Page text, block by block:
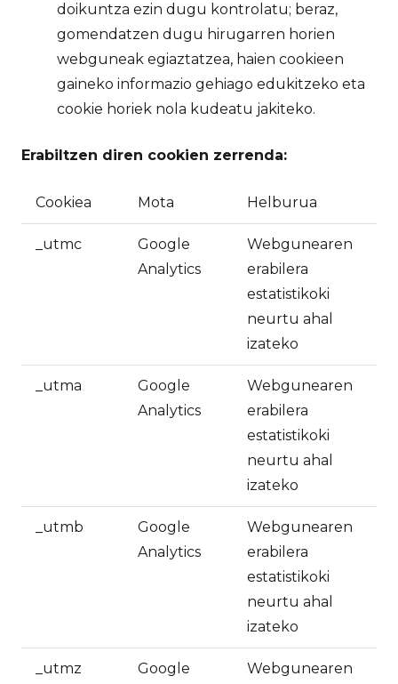
doikuntza ezin dugu kontrolatu; beraz,
gomendatzen dugu hirugarren horien
webguneak egiaztatzea, haien cookieen
gaineko informazio gehiago edukitzeko eta
cookie horiek nola kudeatu jakiteko.
Erabiltzen diren cookien zerrenda:
Cookiea Mota Helburua
_utmc
Google
Analytics
Webgunearen
erabilera
estatistikoki
neurtu ahal
izateko
_utma
Google
Analytics
Webgunearen
erabilera
estatistikoki
neurtu ahal
izateko
_utmb
Google
Analytics
Webgunearen
erabilera
estatistikoki
neurtu ahal
izateko
_utmz
Google
Webgunearen